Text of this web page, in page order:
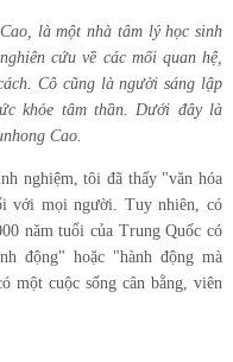
là một nhà tâm lý học sinh
cứu về các mối quan hệ,
Cô cũng là người sáng lập
khỏe tâm thần. Dưới đây là
Cao.
nghiệm, tôi đã thấy "văn hóa
với mọi người. Tuy nhiên, có
năm tuổi của Trung Quốc có
động" hoặc "hành động mà
một cuộc sống cân bằng, viên